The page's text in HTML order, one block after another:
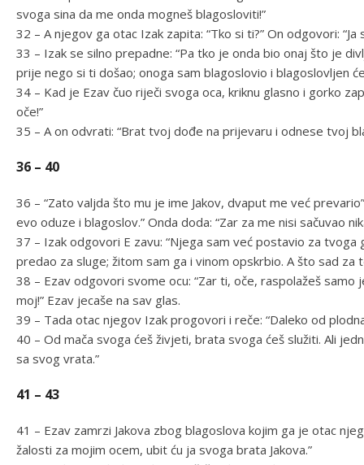
svoga sina da me onda mogneš blagosloviti!”
32 – A njegov ga otac Izak zapita: “Tko si ti?” On odgovori:
33 – Izak se silno prepadne: “Pa tko je onda bio onaj što je
prije nego si ti došao; onoga sam blagoslovio i blagoslovljen
34 – Kad je Ezav čuo riječi svoga oca, kriknu glasno i gorko
oče!”
35 – A on odvrati: “Brat tvoj dođe na prijevaru i odnese tvoj
36 – 40
36 – “Zato valjda što mu je ime Jakov, dvaput me već
evo oduze i blagoslov.” Onda doda: “Zar za me nisi sačuvao
37 – Izak odgovori E zavu: “Njega sam već postavio za
predao za sluge; žitom sam ga i vinom opskrbio. A što sad za
38 – Ezav odgovori svome ocu: “Zar ti, oče, raspolažeš
moj!” Ezav jecaše na sav glas.
39 – Tada otac njegov Izak progovori i reče: “Daleko od
40 – Od mača svoga ćeš živjeti, brata svoga ćeš služiti. Ali
sa svog vrata.”
41 – 43
41 – Ezav zamrzi Jakova zbog blagoslova kojim ga je otac
žalosti za mojim ocem, ubit ću ja svoga brata Jakova.”